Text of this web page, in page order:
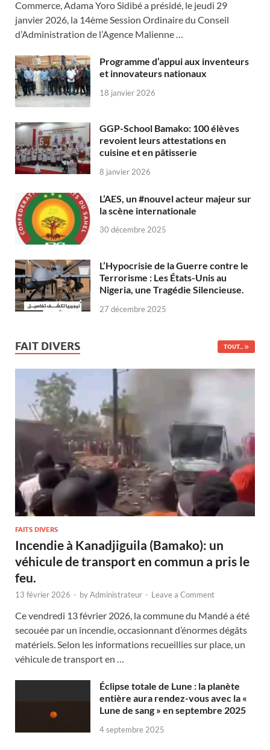
Commerce, Adama Yoro Sidibé a présidé, le jeudi 29
janvier 2026, la 14ème Session Ordinaire du Conseil
d’Administration de l’Agence Malienne …
Programme d’appui aux inventeurs
et innovateurs nationaux
18 janvier 2026
GGP-School Bamako: 100 élèves
revoient leurs attestations en
cuisine et en pâtisserie
8 janvier 2026
L’AES, un #nouvel acteur majeur sur
la scène internationale
30 décembre 2025
L’Hypocrisie de la Guerre contre le
Terrorisme : Les États-Unis au
Nigeria, une Tragédie Silencieuse.
27 décembre 2025
FAIT DIVERS TOUT...
FAITS DIVERS
Incendie à Kanadjiguila (Bamako): un
véhicule de transport en commun a pris le
feu.
13 février 2026 - byAdministrateur - Leave a Comment
Ce vendredi 13 février 2026, la commune du Mandé a été
secouée par un incendie, occasionnant d’énormes dégâts
matériels. Selon les informations recueillies sur place, un
véhicule de transport en …
Éclipse totale de Lune : la planète
entière aura rendez-vous avec la «
Lune de sang » en septembre 2025
4 septembre 2025